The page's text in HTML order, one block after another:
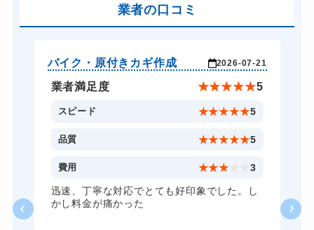
バイクカギ開け
スーツケースカギ開け 8,800円～(税込)
スーツケースカギ作成 別途お見積り
金庫カギ開け 14,300円～(税込)
金庫カギ修理 11,000円～(税込)
8,800円～(税込)
ドアノブカギ開け 10,780円～(税込)
業者の口コミ
バイク・原付きカギ作成 2026-07-21
業者満足度 ★★★★★5
スピード ★★★★★5
品質 ★★★★★5
費用 ★★★ 3
迅速、丁寧な対応でとても好印象でした。し
かし料金が痛かった